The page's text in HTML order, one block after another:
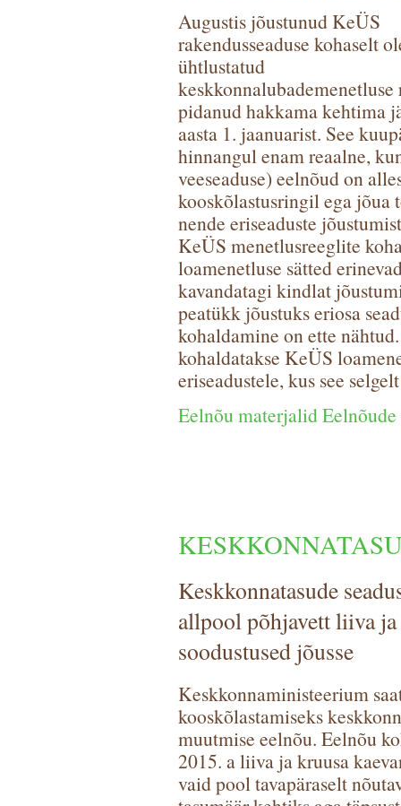
Augustis jõustunud KeÜS
rakendusseaduse kohaselt
ühtlustatud
keskkonnalubademenetluse
pidanud hakkama kehtima
aasta 1. jaanuarist. See
hinnangul enam reaalne,
veeseaduse) eelnõud on
kooskõlastusringil ega jõua
nende eriseaduste
KeÜS menetlusreeglite
loamenetluse sätted
kavandatagi kindlat
peatükk jõustuks eriosa
kohaldamine on ette
kohaldatakse KeÜS
eriseadustele, kus see
Eelnõu materjalid Eelnõude
Keskkonnatasude
allpool põhjavett liiva ja
soodustused jõusse
Keskkonnaministeerium
kooskõlastamiseks
muutmise eelnõu. Eelnõu
2015. a liiva ja kruusa
vaid pool tavapäraselt